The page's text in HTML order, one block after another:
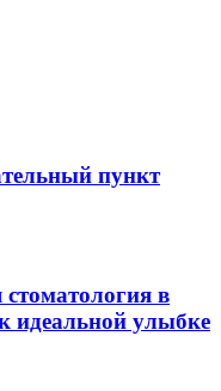
пункт
в
идеальной улыбке